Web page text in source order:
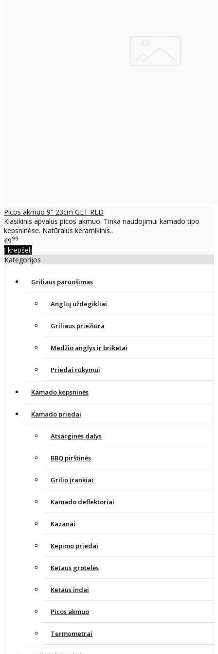
Picos akmuo 9" 23cm GET RED
Klasikinis apvalus picos akmuo. Tinka naudojimui kamado tipo
kepsninėse. Natūralus keramikinis..
€999
Į krepšelį
Kategorijos
Griliaus paruošimas
Anglių uždegikliai
Griliaus priežiūra
Medžio anglys ir briketai
Priedai rūkymui
Kamado kepsninės
Kamado priedai
Atsarginės dalys
BBQ pirštinės
Grilio įrankiai
Kamado deflektoriai
Kazanai
Kepimo priedai
Ketaus grotelės
Ketaus indai
Picos akmuo
Termometrai